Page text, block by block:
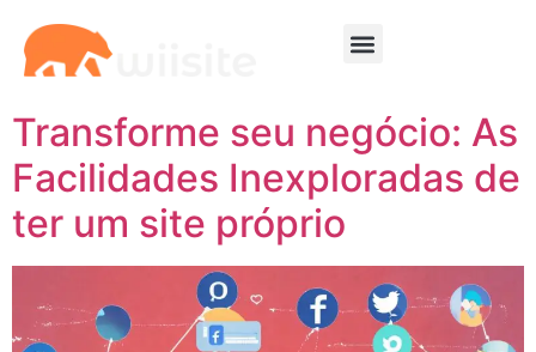
Transforme seu negócio: As
Facilidades Inexploradas de
ter um site próprio